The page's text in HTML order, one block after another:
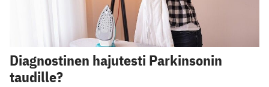
Diagnostinen hajutesti Parkinsonin
taudille?